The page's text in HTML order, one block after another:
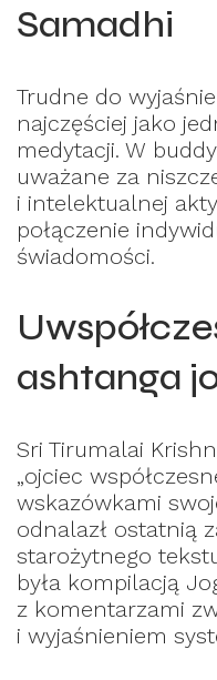
Samadhi
Trudne do
najczęściej jako
medytacji. W
uważane za
i intelektualnej
połączenie
świadomości.
ashtanga
Sri Tirumalai
„ojciec
wskazówkami
odnalazł ostatnią
starożytnego
była kompilacją
z komentarzami
i wyjaśnieniem